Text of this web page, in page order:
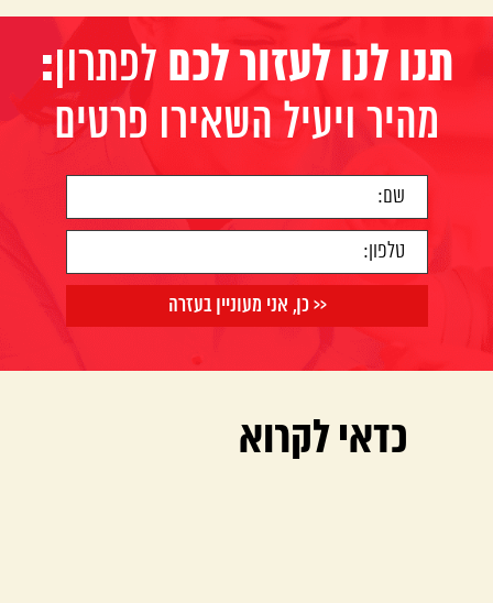
:תנו לנו לעזור לכם לפתרון
מהיר ויעיל השאירו פרטים
כדאי לקרוא